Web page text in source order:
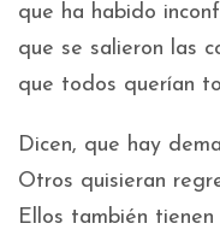
que ha habido
que se salieron las
que todos querían
Dicen, que hay
Otros quisieran
Ellos también tienen